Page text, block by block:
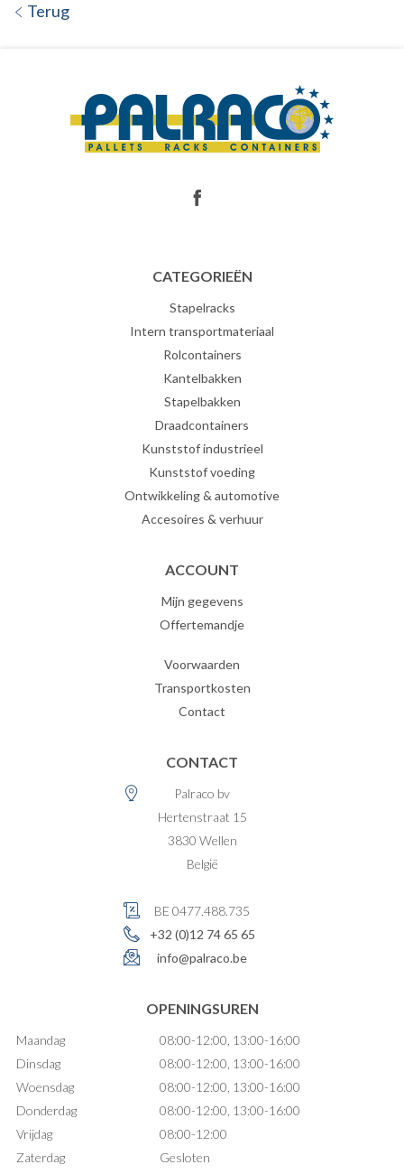
Terug
CATEGORIEËN
Stapelracks
Intern transportmateriaal
Rolcontainers
Kantelbakken
Stapelbakken
Draadcontainers
Kunststof industrieel
Kunststof voeding
Ontwikkeling & automotive
Accesoires & verhuur
ACCOUNT
Mijn gegevens
Offertemandje
Voorwaarden
Transportkosten
Contact
CONTACT
Palraco bv
Hertenstraat 15
3830 Wellen
België
BE 0477.488.735
+32 (0)12 74 65 65
info@palraco.be
OPENINGSUREN
Maandag
08:00-12:00, 13:00-16:00
Dinsdag
08:00-12:00, 13:00-16:00
Woensdag
08:00-12:00, 13:00-16:00
Donderdag
08:00-12:00, 13:00-16:00
Vrijdag
08:00-12:00
Zaterdag
Gesloten